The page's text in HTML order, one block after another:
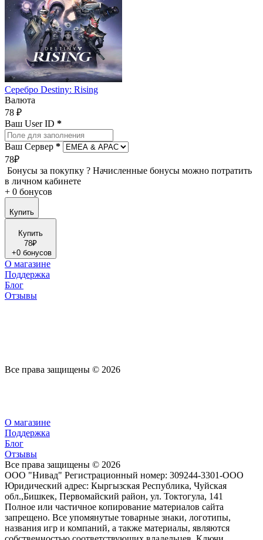
Серебро Destiny: Rising
Валюта
78 ₽
Ваш User ID *
Ваш Сервер *
78₽
Бонусы за покупку ? Начисленные бонусы можно потратить
в личном кабинете
+ 0 бонусов
Купить
Купить
78₽
+0 бонусов
О магазине
Поддержка
Блог
Отзывы
Все права защищены © 2026
О магазине
Поддержка
Блог
Отзывы
Все права защищены © 2026
ООО "Нивад" Регистрационный номер: 309244-3301-ООО
Юридический адрес: Кыргызская Республика, Чуйская
обл.,Бишкек, Первомайский район, ул. Токтогула, 141
Полное или частичное копирование материалов сайта
запрещено. Все упомянутые товарные знаки, логотипы,
названия игр и компаний, а также материалы, являются